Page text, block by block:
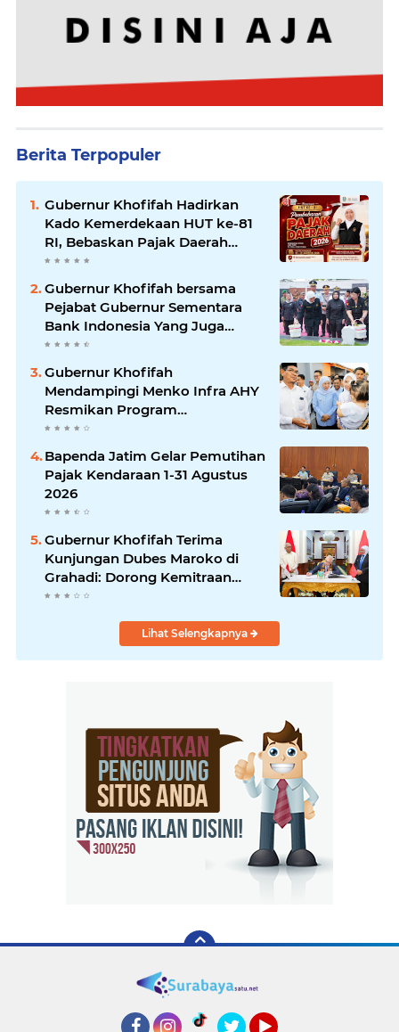
Berita Terpopuler
Gubernur Khofifah Hadirkan
Kado Kemerdekaan HUT ke-81
RI, Bebaskan Pajak Daerah
Selama Agustus 2026 untuk
Ringankan Beban Masyarakat
Gubernur Khofifah bersama
Pejabat Gubernur Sementara
Bank Indonesia Yang Juga
Ketum MASTRIP Destry
Damayanti Ziarah dan Tabur
Bunga di Monumen Pahlawan
TRIP di Malang
Gubernur Khofifah
Mendampingi Menko Infra AHY
Resmikan Program
Pengentasan Kawasan
Permukiman Kumuh Terpadu di
Gresik, Wujudkan Kualitas
Hidup Masyarakat Melalui
Lingkungan ASRI
Bapenda Jatim Gelar Pemutihan
Pajak Kendaraan 1-31 Agustus
2026
Gubernur Khofifah Terima
Kunjungan Dubes Maroko di
Grahadi: Dorong Kemitraan
Strategis Jawa Timur–Maroko di
Pendidikan, hingga Investasi
Lihat Selengkapnya